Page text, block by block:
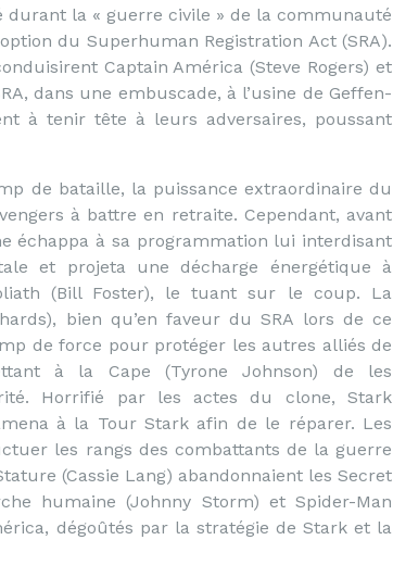
durant la « guerre civile » de la communauté
du Superhuman Registration Act (SRA).
Captain América (Steve Rogers) et
dans une embuscade, à l’usine de Geffen-
à tenir tête à leurs adversaires, poussant
de bataille, la puissance extraordinaire du
à battre en retraite. Cependant, avant
échappa à sa programmation lui interdisant
et projeta une décharge énergétique à
(Bill Foster), le tuant sur le coup. La
bien qu’en faveur du SRA lors de ce
de force pour protéger les autres alliés de
à la Cape (Tyrone Johnson) de les
Horrifié par les actes du clone, Stark
à la Tour Stark afin de le réparer. Les
les rangs des combattants de la guerre
(Cassie Lang) abandonnaient les Secret
humaine (Johnny Storm) et Spider-Man
dégoûtés par la stratégie de Stark et la